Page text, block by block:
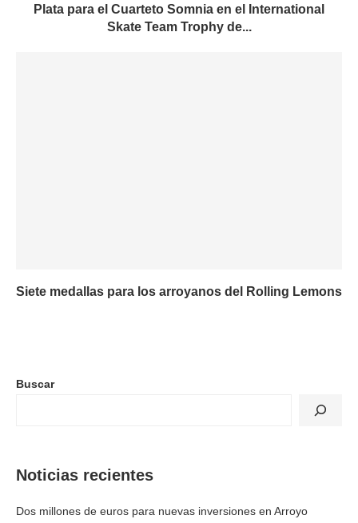
Plata para el Cuarteto Somnia en el International
Skate Team Trophy de...
Siete medallas para los arroyanos del Rolling Lemons
Buscar
Noticias recientes
Dos millones de euros para nuevas inversiones en Arroyo